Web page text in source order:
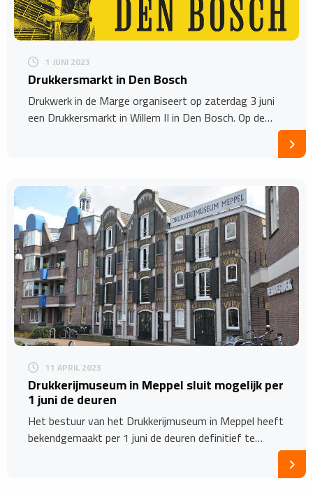
1 JUNI 2023
Drukkersmarkt in Den Bosch
Drukwerk in de Marge organiseert op zaterdag 3 juni
een Drukkersmarkt in Willem II in Den Bosch. Op de…
11 APRIL 2023
Drukkerijmuseum in Meppel sluit mogelijk per
1 juni de deuren
Het bestuur van het Drukkerijmuseum in Meppel heeft
bekendgemaakt per 1 juni de deuren definitief te…